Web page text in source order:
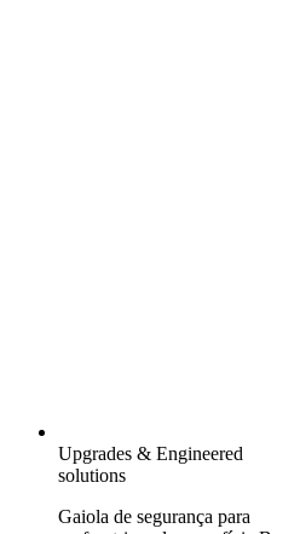
Upgrades & Engineered
solutions
Gaiola de segurança para